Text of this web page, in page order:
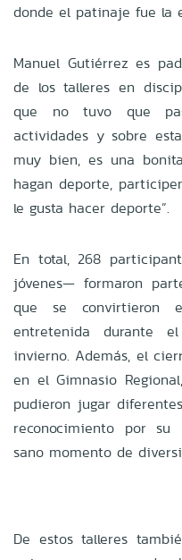
donde el patinaje fue la
Manuel Gutiérrez es
de los talleres en
que no tuvo que
actividades y sobre
muy bien, es una
hagan deporte,
le gusta hacer deporte”.
En total, 268
jóvenes— formaron
que se convirtieron
entretenida durante
invierno. Además, el
en el Gimnasio
pudieron jugar
reconocimiento por
sano momento de
De estos talleres